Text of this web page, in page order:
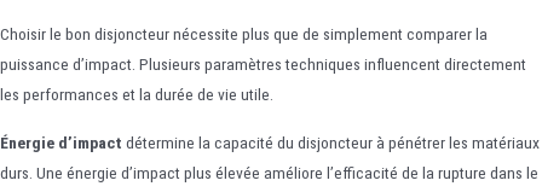
Choisir le bon disjoncteur nécessite plus que de simplement comparer la
puissance d’impact. Plusieurs paramètres techniques influencent directement
les performances et la durée de vie utile.
Énergie d’impact détermine la capacité du disjoncteur à pénétrer les matériaux
durs. Une énergie d’impact plus élevée améliore l’efficacité de la rupture dans le